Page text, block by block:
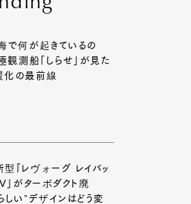
で何が起きているの
観測船「しらせ」が見た
化の最前線
型「レヴォーグ レイバッ
」がターボダクト廃
しい”デザインはどう変